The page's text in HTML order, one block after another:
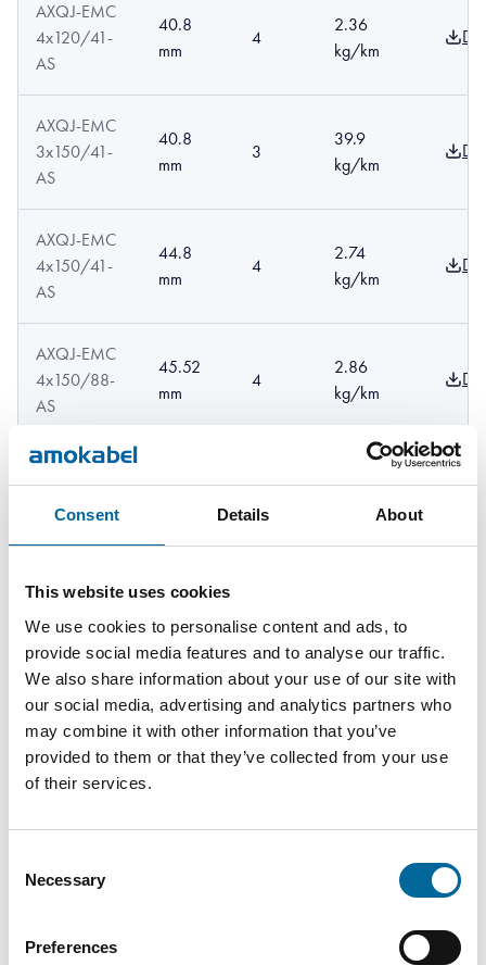
Consent Details About
This website uses cookies
We use cookies to personalise content and ads, to
provide social media features and to analyse our traffic.
We also share information about your use of our site with
our social media, advertising and analytics partners who
may combine it with other information that you’ve
provided to them or that they’ve collected from your use
of their services.
Selection
Necessary
Preferences
AXQJ-EMC
4x120/41-
AS
40.8
mm
4
2.36
kg/km
AXQJ-EMC
3x150/41-
AS
40.8
mm
3
39.9
kg/km
AXQJ-EMC
4x150/41-
AS
44.8
mm
4
2.74
kg/km
AXQJ-EMC
4x150/88-
AS
45.52
mm
4
2.86
kg/km
AXQJ-EMC
AS
44.18
2.77
kg/km
AXQJ-EMC
AS
49.2
mm
kg/km
AXQJ-EMC
3x240/72-
50.32
mm
3.54
kg/km
4x240/146-
4
4x240/72-